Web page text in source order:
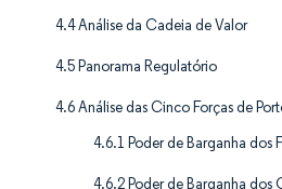
4.4 Análise da Cadeia de Valor
4.5 Panorama Regulatório
4.6 Análise das Cinco Forças de
4.6.1 Poder de Barganha dos
4.6.2 Poder de Barganha dos